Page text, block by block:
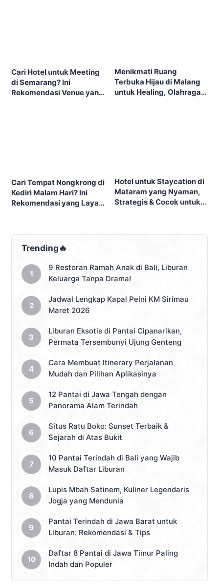
Cari Hotel untuk Meeting
di Semarang? Ini
Rekomendasi Venue yang
Menikmati Ruang
Terbuka Hijau di Malang
untuk Healing, Olahraga,
Cari Tempat Nongkrong di
Kediri Malam Hari? Ini
Rekomendasi yang Layak
Hotel untuk Staycation di
Mataram yang Nyaman,
Strategis & Cocok untuk
Trending🔥
9 Restoran Ramah Anak di Bali, Liburan
Keluarga Tanpa Drama!
Jadwal Lengkap Kapal Pelni KM Sirimau
Maret 2026
Liburan Eksotis di Pantai Cipanarikan,
Permata Tersembunyi Ujung Genteng
Cara Membuat Itinerary Perjalanan
Mudah dan Pilihan Aplikasinya
12 Pantai di Jawa Tengah dengan
Panorama Alam Terindah
Situs Ratu Boko: Sunset Terbaik &
Sejarah di Atas Bukit
10 Pantai Terindah di Bali yang Wajib
Masuk Daftar Liburan
Lupis Mbah Satinem, Kuliner Legendaris
Jogja yang Mendunia
Pantai Terindah di Jawa Barat untuk
Liburan: Rekomendasi & Tips
Daftar 8 Pantai di Jawa Timur Paling
Indah dan Populer